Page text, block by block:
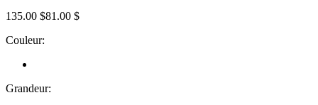
135.00 $81.00 $
Couleur:
Grandeur: